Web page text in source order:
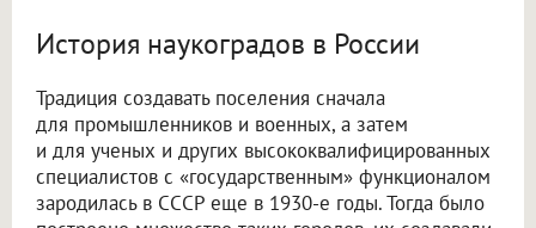
История наукоградов в России
Традиция создавать поселения сначала
для промышленников и военных, а затем
и для ученых и других высококвалифицированных
специалистов с «государственным» функционалом
зародилась в СССР еще в 1930-е годы. Тогда было